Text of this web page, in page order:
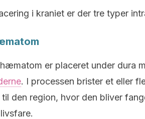
i kraniet er der tre typer
er placeret under dura
. I processen brister et eller
den region, hvor den bliver